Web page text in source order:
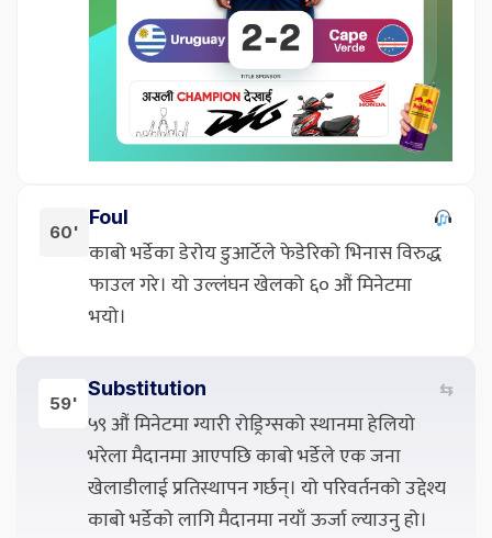
60'
Foul
काबो भर्डेका डेरोय डुआर्टेले फेडेरिको भिनास विरुद्ध
फाउल गरे। यो उल्लंघन खेलको ६० औं मिनेटमा
भयो।
59'
Substitution ⇆
५९ औं मिनेटमा ग्यारी रोड्रिग्सको स्थानमा हेलियो
भरेला मैदानमा आएपछि काबो भर्डेले एक जना
खेलाडीलाई प्रतिस्थापन गर्छन्। यो परिवर्तनको उद्देश्य
काबो भर्डेको लागि मैदानमा नयाँ ऊर्जा ल्याउनु हो।